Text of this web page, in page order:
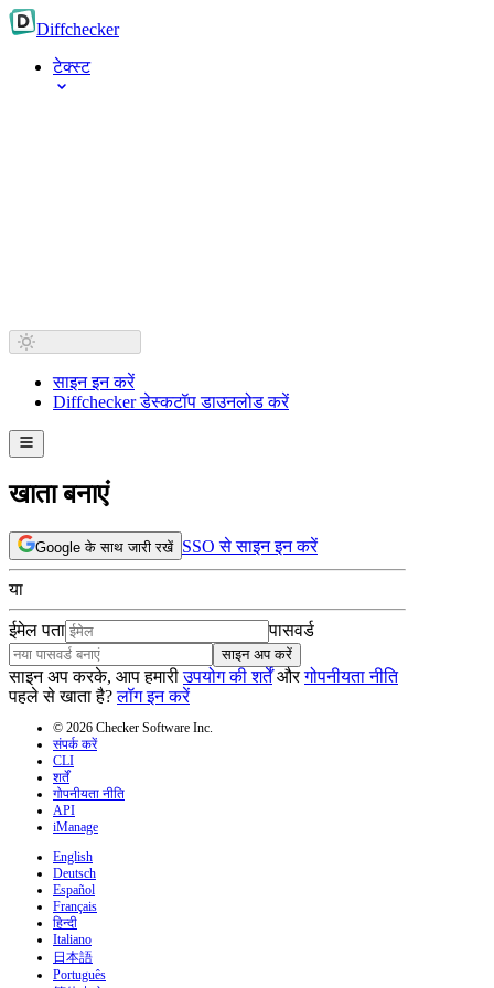
Diffchecker
टेक्स्ट
साइन इन करें
Diffchecker डेस्कटॉप डाउनलोड करें
खाता बनाएं
Google के साथ जारी रखें SSO से साइन इन करें
या
ईमेल पता पासवर्ड
साइन अप करें
साइन अप करके, आप हमारी उपयोग की शर्तें और गोपनीयता नीति
पहले से खाता है? लॉग इन करें
© 2026 Checker Software Inc.
संपर्क करें
CLI
शर्तें
गोपनीयता नीति
API
iManage
English
Deutsch
Español
Français
हिन्दी
Italiano
日本語
Português